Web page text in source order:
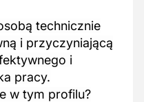
technicznie
i przyczyniającą
i
pracy.
w tym profilu?